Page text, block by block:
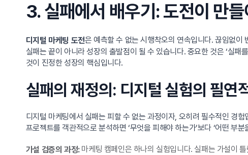
3. 실패에서 배우기: 도전이 만
디지털 마케팅 도전은 예측할 수 없는 시행착오의 연속입니다. 끊임없
실패는 끝이 아니라 성장의 출발점이 될 수 있습니다. 중요한 것은 ‘실
것이 진정한 성장의 핵심입니다.
실패의 재정의: 디지털 실험의 필연
디지털 마케팅에서 실패는 피할 수 없는 과정이자, 오히려 필수적인 경
프로젝트를 객관적으로 분석하면 ‘무엇을 피해야 하는가’보다 ‘어떤 부
가설 검증의 과정:마케팅 캠페인은 하나의 실험입니다. 실패는 가설이